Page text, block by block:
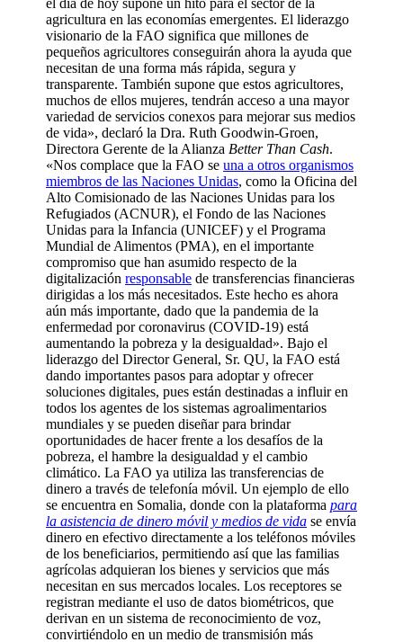
agricultura en las economías emergentes. El liderazgo
visionario de la FAO significa que millones de
pequeños agricultores conseguirán ahora la ayuda que
necesitan de una forma más rápida, segura y
transparente. También supone que estos agricultores,
muchos de ellos mujeres, tendrán acceso a una mayor
variedad de servicios conexos para mejorar sus medios
de vida», declaró la Dra. Ruth Goodwin-Groen,
Directora Gerente de la Alianza Better Than Cash.
«Nos complace que la FAO se una a otros organismos
miembros de las Naciones Unidas, como la Oficina del
Alto Comisionado de las Naciones Unidas para los
Refugiados (ACNUR), el Fondo de las Naciones
Unidas para la Infancia (UNICEF) y el Programa
Mundial de Alimentos (PMA), en el importante
compromiso que han asumido respecto de la
digitalización responsable de transferencias financieras
dirigidas a los más necesitados. Este hecho es ahora
aún más importante, dado que la pandemia de la
enfermedad por coronavirus (COVID-19) está
aumentando la pobreza y la desigualdad». Bajo el
liderazgo del Director General, Sr. QU, la FAO está
dando importantes pasos para adoptar y ofrecer
soluciones digitales, pues están destinadas a influir en
todos los agentes de los sistemas agroalimentarios
mundiales y se pueden diseñar para brindar
oportunidades de hacer frente a los desafíos de la
pobreza, el hambre la desigualdad y el cambio
climático. La FAO ya utiliza las transferencias de
dinero a través de telefonía móvil. Un ejemplo de ello
se encuentra en Somalia, donde con la plataforma para
la asistencia de dinero móvil y medios de vida se envía
dinero en efectivo directamente a los teléfonos móviles
de los beneficiarios, permitiendo así que las familias
agrícolas adquieran los bienes y servicios que más
necesitan en sus mercados locales. Los receptores se
registran mediante el uso de datos biométricos, que
derivan en un sistema de reconocimiento de voz,
convirtiéndolo en un medio de transmisión más